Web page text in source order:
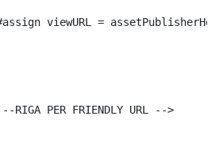
viewURL =
RIGA PER FRIENDLY URL -->